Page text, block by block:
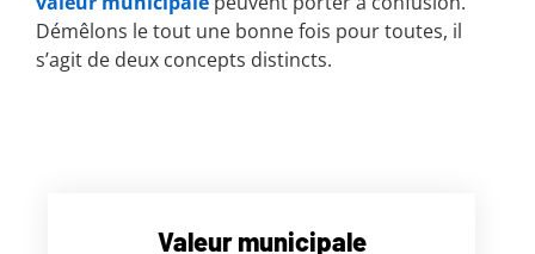
Démêlons le tout une bonne fois pour toutes, il
s’agit de deux concepts distincts.
Valeur municipale